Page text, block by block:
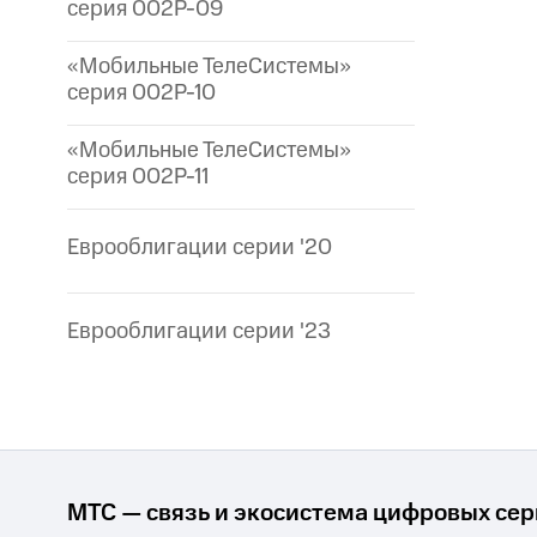
серия 002P-09
«Мобильные ТелеСистемы»
серия 002P-10
«Мобильные ТелеСистемы»
серия 002P-11
Еврооблигации серии '20
Еврооблигации серии '23
МТС — связь и экосистема цифровых